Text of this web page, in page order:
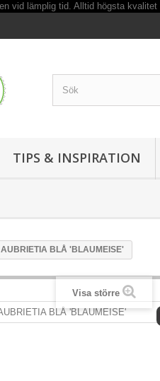
TIPS & INSPIRATION
AUBRIETIA BLÅ 'BLAUMEISE'
Visa större